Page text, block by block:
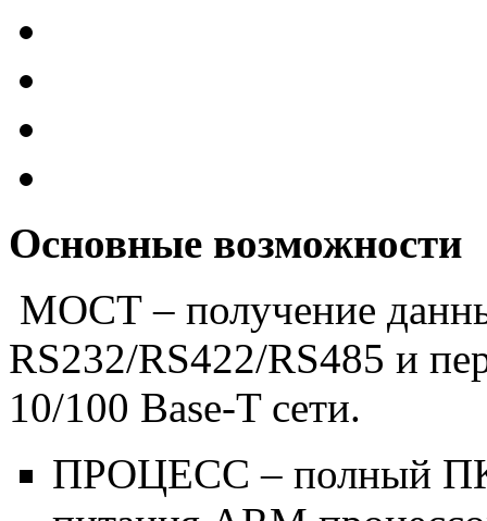
Основные возможности
МОСТ – получение
RS232/RS422/RS485 и
10/100 Base-T сети.
ПРОЦЕСС – полный